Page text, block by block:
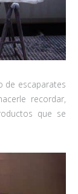
de escaparates
recordar,
que se